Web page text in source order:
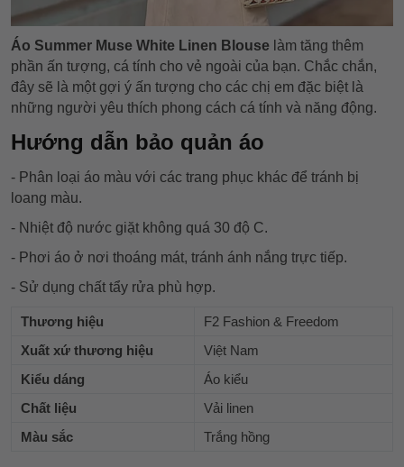
Áo Summer Muse White Linen Blouse làm tăng thêm
phần ấn tượng, cá tính cho vẻ ngoài của bạn. Chắc chắn,
đây sẽ là một gợi ý ấn tượng cho các chị em đặc biệt là
những người yêu thích phong cách cá tính và năng động.
Hướng dẫn bảo quản áo
- Phân loại áo màu với các trang phục khác để tránh bị
loang màu.
- Nhiệt độ nước giặt không quá 30 độ C.
- Phơi áo ở nơi thoáng mát, tránh ánh nắng trực tiếp.
- Sử dụng chất tẩy rửa phù hợp.
Thương hiệu
F2 Fashion & Freedom
Xuất xứ thương hiệu
Việt Nam
Kiểu dáng
Áo kiểu
Chất liệu
Vải linen
Màu sắc
Trắng hồng